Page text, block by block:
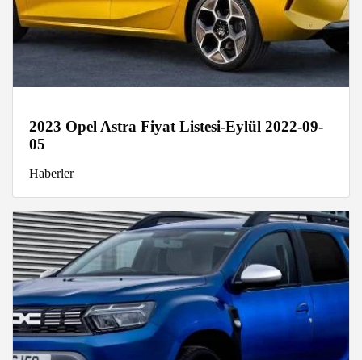
2023 Opel Astra Fiyat Listesi-Eylül 2022-09-
05
Haberler